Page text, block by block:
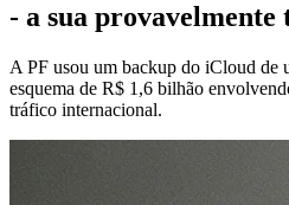
- a sua provavelmente
A PF usou um backup do iCloud de
esquema de R$ 1,6 bilhão
tráfico internacional.